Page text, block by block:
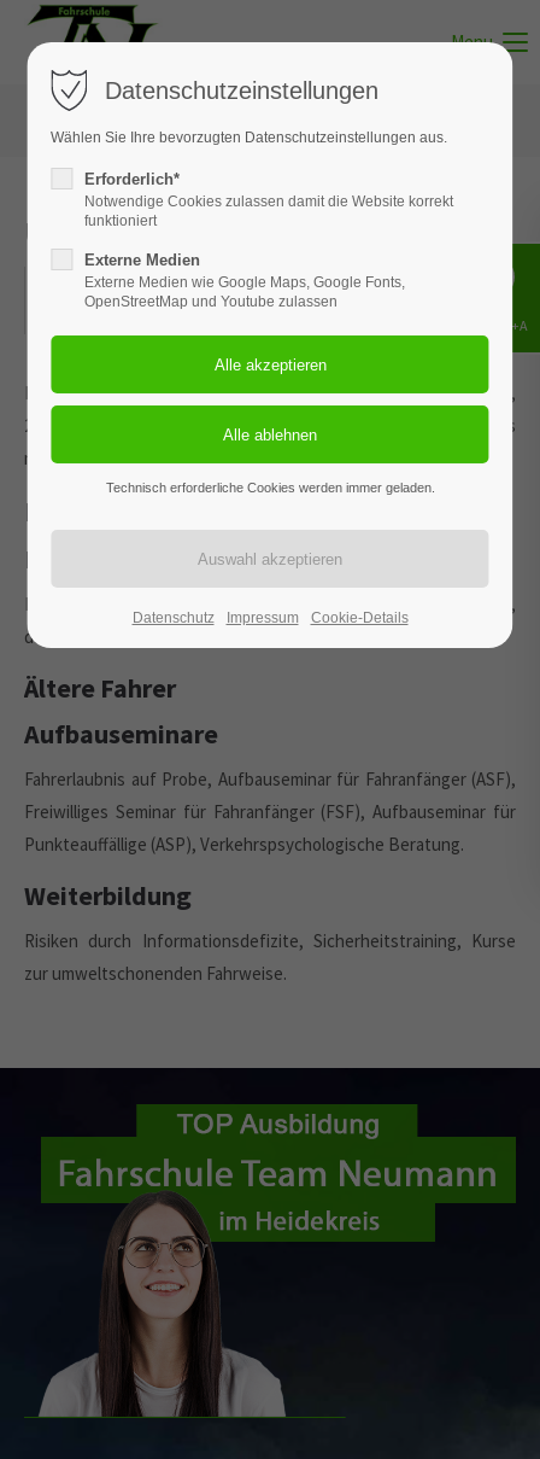
Menu
Unterricht - Thema 12
23.05.2022
Dieses Ereignis wird an den Terminen 14.01.2026, 17.02.2026,
23.03.2026, 27.04.2026 und 3 weiteren Terminen wiederholt. Das
nächste Ereignis findet statt am23.05.2022. bis zum 04.08.2026.
Lebenslanges Lernen
Fahranfänger und junge Fahrer
Fakten, Fahrerfahrung, Begleitetes Fahren, Risikobereitschaft,
der "Discounfall".
Ältere Fahrer
Aufbauseminare
Fahrerlaubnis auf Probe, Aufbauseminar für Fahranfänger (ASF),
Freiwilliges Seminar für Fahranfänger (FSF), Aufbauseminar für
Punkteauffällige (ASP), Verkehrspsychologische Beratung.
Weiterbildung
Risiken durch Informationsdefizite, Sicherheitstraining, Kurse
zur umweltschonenden Fahrweise.
Datenschutzeinstellungen
Wählen Sie Ihre bevorzugten Datenschutzeinstellungen aus.
Erforderlich*
Notwendige Cookies zulassen damit die Website korrekt
funktioniert
Externe Medien
Externe Medien wie Google Maps, Google Fonts,
OpenStreetMap und Youtube zulassen
Technisch erforderliche Cookies werden immer geladen.
Datenschutz Impressum Cookie-Details
Shift+Alt+A